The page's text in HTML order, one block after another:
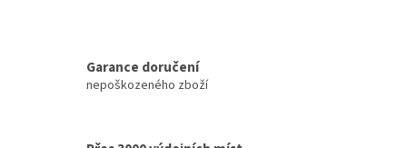
Garance doručení
nepoškozeného zboží